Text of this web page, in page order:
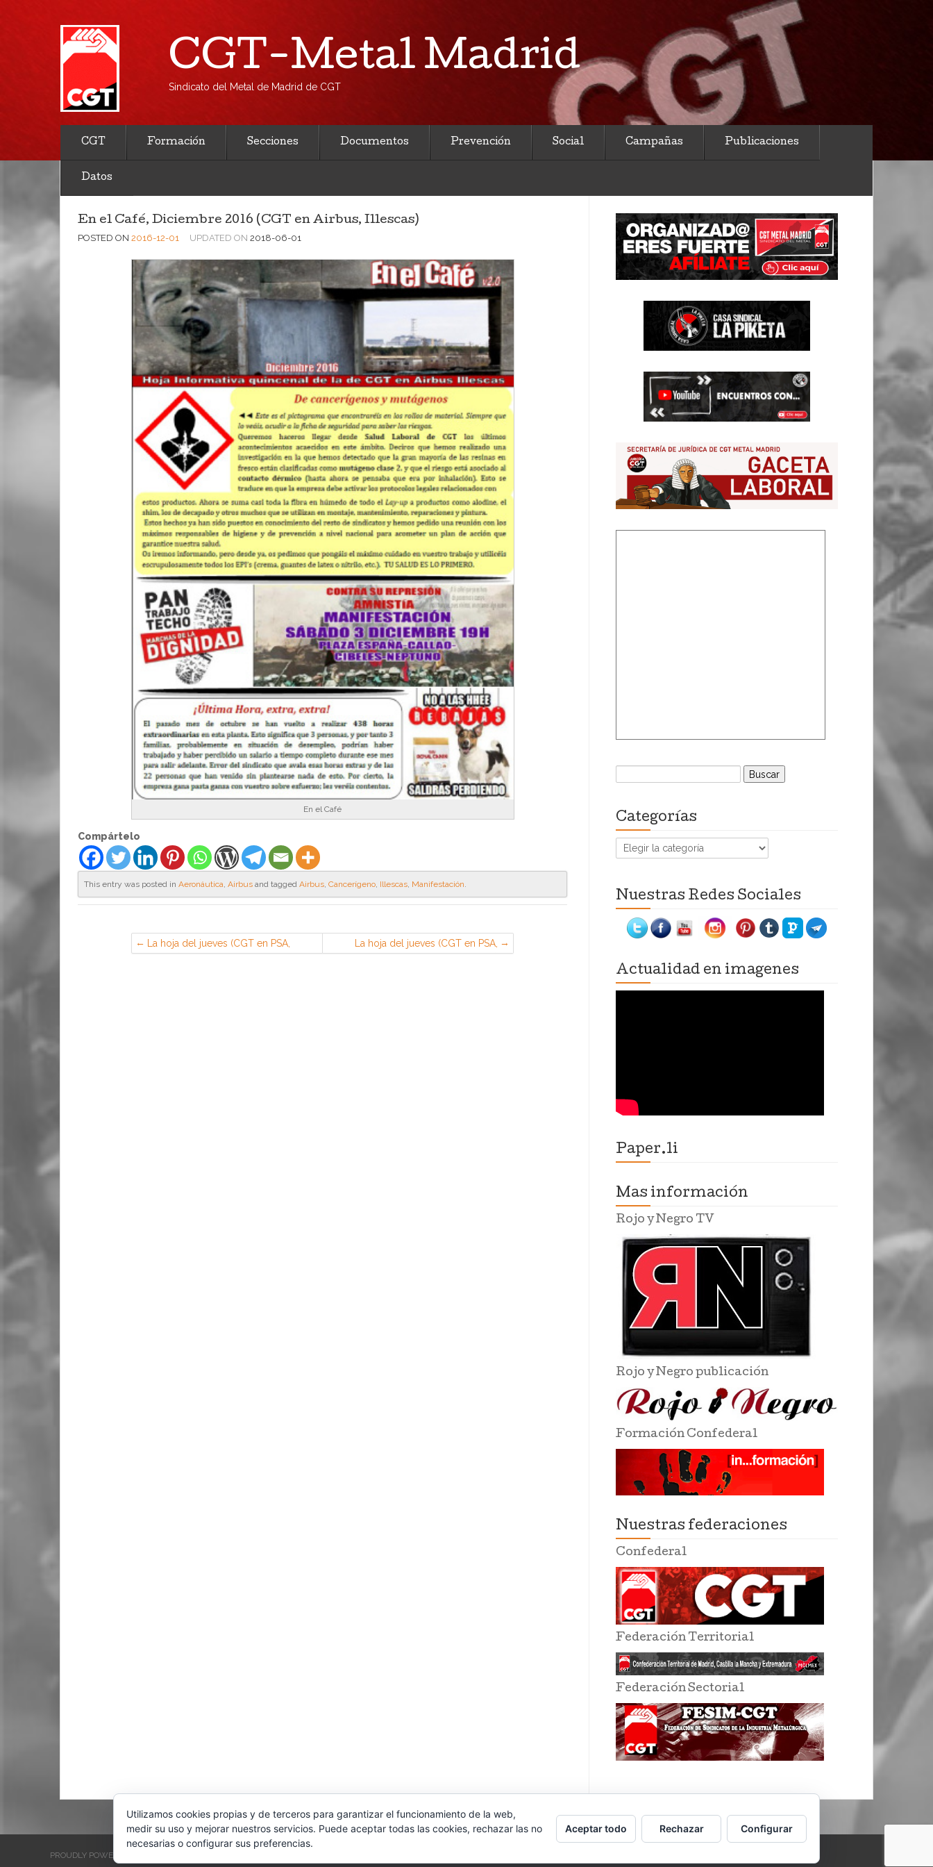
CGT-Metal Madrid
Sindicato del Metal de Madrid de CGT
CGT Formación Secciones Documentos Prevención Social Campañas Publicaciones
Datos
En el Café, Diciembre 2016 (CGT en Airbus, Illescas)
POSTED ON 2016-12-01 UPDATED ON 2018-06-01
En el Café
Compártelo
This entry was posted in Aeronáutica, Airbus and tagged Airbus, Cancerígeno, Illescas, Manifestación.
La hoja del jueves (CGT en PSA,
Madrid)
La hoja del jueves (CGT en PSA,
Madrid)
Buscar:
Categorías
Categorías
Nuestras Redes Sociales
Actualidad en imagenes
Paper.li
Mas información
Rojo y Negro TV
Rojo y Negro publicación
Formación Confederal
Nuestras federaciones
Confederal
Federación Territorial
Federación Sectorial
PROUDLY POWERED BY WORDPRESS
Utilizamos cookies propias y de terceros para garantizar el funcionamiento de la web,
medir su uso y mejorar nuestros servicios. Puede aceptar todas las cookies, rechazar las no
necesarias o configurar sus preferencias.
Aceptar todo Rechazar Configurar